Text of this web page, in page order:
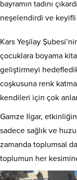
bayramın tadını
neşelendirdi ve
Kars Yeşilay
çocuklara boyama
geliştirmeyi
coşkusuna renk
kendileri için çok
Gamze Ilgar, etkinliğin
sadece sağlık ve
zamanda toplumsal
toplumun her